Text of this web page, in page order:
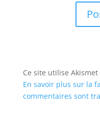
Ce site utilise
En savoir plus sur la
commentaires sont